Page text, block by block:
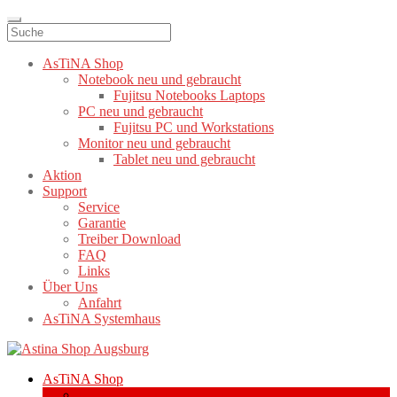
AsTiNA Shop
Notebook neu und gebraucht
Fujitsu Notebooks Laptops
PC neu und gebraucht
Fujitsu PC und Workstations
Monitor neu und gebraucht
Tablet neu und gebraucht
Aktion
Support
Service
Garantie
Treiber Download
FAQ
Links
Über Uns
Anfahrt
AsTiNA Systemhaus
Zur
springen
Zum
springenAsTiNA Shop